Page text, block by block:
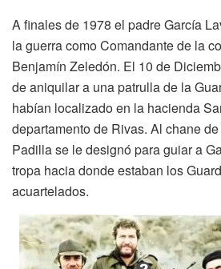
A finales de 1978 el padre García
la guerra como Comandante de la
Benjamín Zeledón. El 10 de
de aniquilar a una patrulla de la
habían localizado en la hacienda
departamento de Rivas. Al chane
Padilla se le designó para guiar a
tropa hacia donde estaban los
acuartelados.